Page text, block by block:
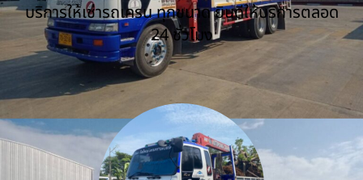
บริการให้เช่ารถเครน ทุกขนาด ยินดีให้บริการตลอด
24 ชั่วโมง